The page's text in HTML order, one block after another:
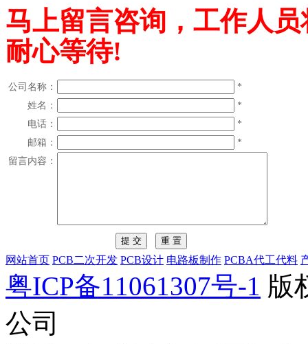
马上留言咨询，工作人
耐心等待!
公司名称：
*
姓名：
*
电话：
*
邮箱：
*
留言内容：
网站首页 PCB二次开发 PCB设计 电路板制作 PCBA代工代料
粤ICP备11061307号-1 版
公司